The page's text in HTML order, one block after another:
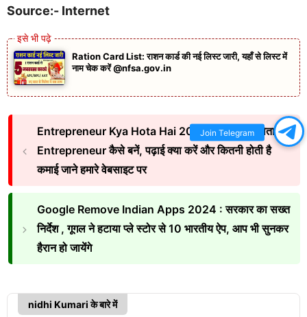
Source:- Internet
Ration Card List: राशन कार्ड की नई लिस्ट जारी, यहाँ से लिस्ट में
नाम चेक करें @nfsa.gov.in
Entrepreneur Kya Hota Hai 2024: उद्यमी कौन होता है?
Entrepreneur कैसे बनें, पढ़ाई क्या करें और कितनी होती है
कमाई जाने हमारे वेबसाइट पर
Google Remove Indian Apps 2024 : सरकार का सख्त
निर्देश , गूगल ने हटाया प्ले स्टोर से 10 भारतीय ऐप, आप भी सुनकर
हैरान हो जायेंगे
nidhi Kumari के बारे में
Join Telegram